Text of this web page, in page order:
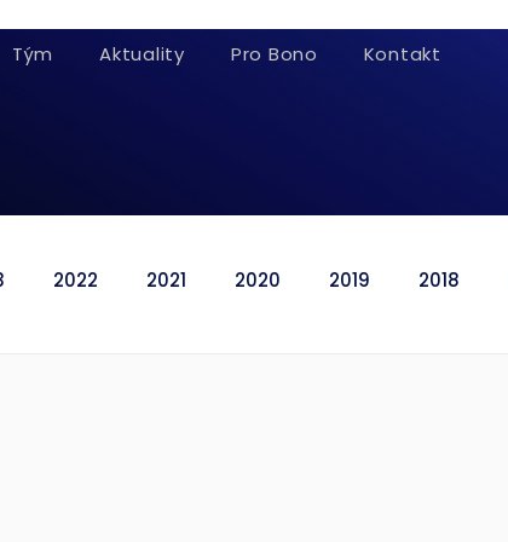
Tým Aktuality Pro Bono Kontakt
2022 2021 2020 2019 2018